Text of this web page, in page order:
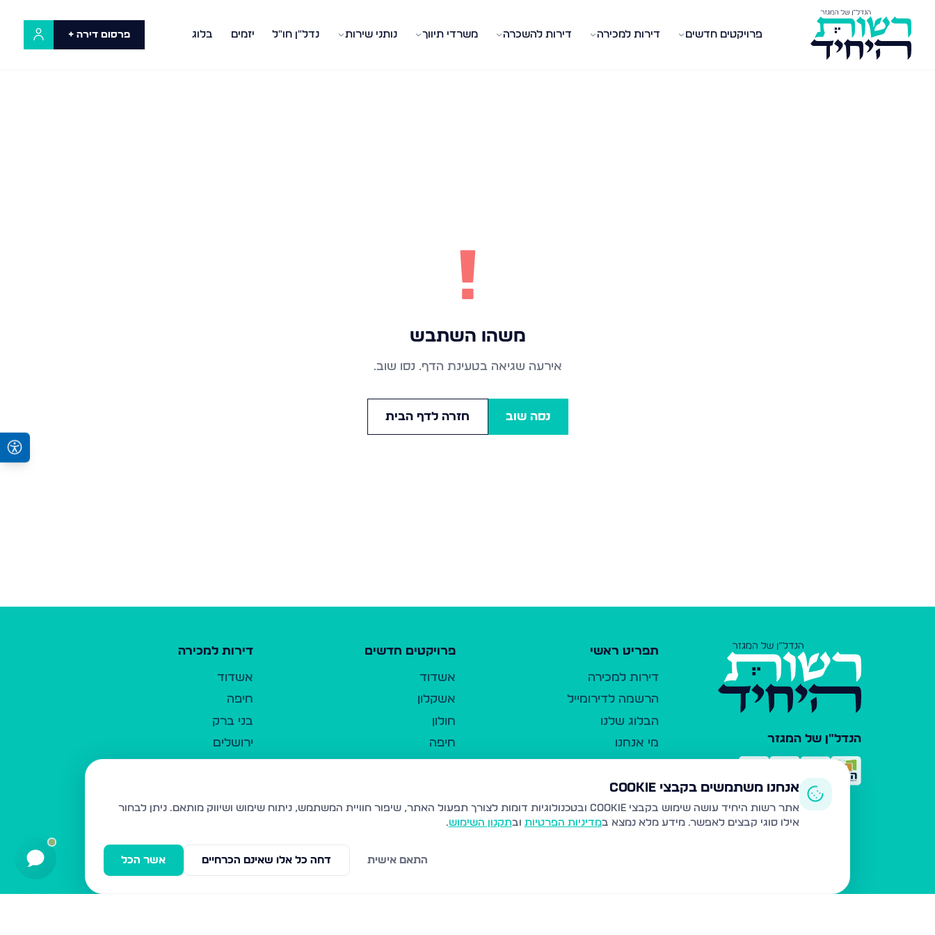
פרויקטים חדשים דירות למכירה דירות להשכרה משרדי תיווך נותני שירות נדל"ן חו"ל יזמים בלוג פרסום דירה +
!
משהו השתבש
אירעה שגיאה בטעינת הדף. נסו שוב.
נסה שוב חזרה לדף הבית
הנדל"ן של המגזר
תפריט ראשי
דירות למכירה
הרשמה לדירומייל
הבלוג שלנו
מי אנחנו
כלי עזר
פרסום ברשות היחיד
משרדי תיווך
פרויקטים חדשים
אשדוד
אשקלון
חולון
חיפה
נהריה
עמנואל
דירות למכירה
אשדוד
חיפה
בני ברק
ירושלים
בית שמש
ביתר עילית
אנחנו משתמשים בקבצי Cookie
אתר רשות היחיד עושה שימוש בקבצי Cookie ובטכנולוגיות דומות לצורך תפעול האתר, שיפור חוויית המשתמש, ניתוח שימוש ושיווק מותאם.
ניתן לבחור
אילו סוגי קבצים לאפשר. מידע מלא נמצא במדיניות הפרטיות ובתקנון השימוש.
אשר הכל דחה כל אלו שאינם הכרחיים התאם אישית